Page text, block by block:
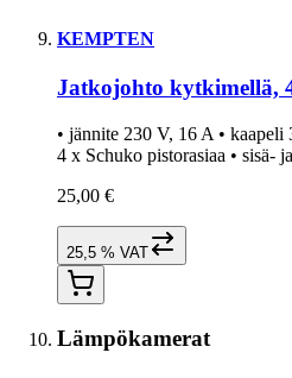
KEMPTEN
Jatkojohto kytkimellä,
• jännite 230 V, 16 A •
4 x Schuko pistorasiaa • sisä-
25,00 €
25,5 % VAT
Lämpökamerat